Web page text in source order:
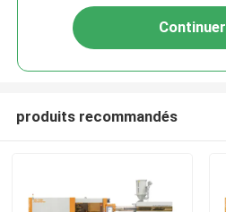
Continuer
produits recommandés